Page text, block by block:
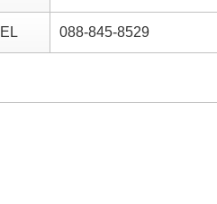
088-845-8529